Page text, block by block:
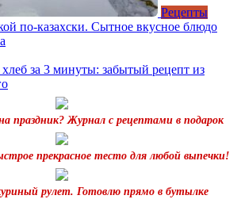
Рецепты
по-казахски. Сытное вкусное блюдо
за 3 минуты: забытый рецепт из
праздник? Журнал с рецептами в подарок
прекрасное тесто для любой выпечки!
рулет. Готовлю прямо в бутылке